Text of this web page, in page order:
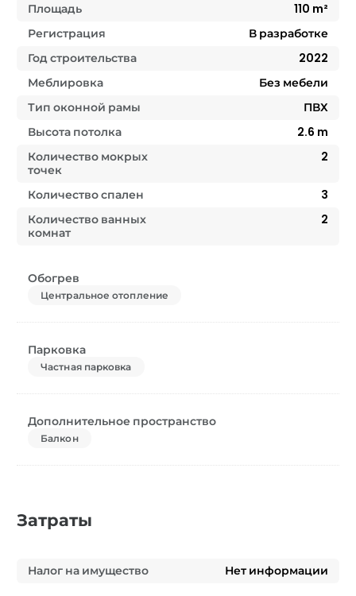
Площадь
110 m²
Регистрация
В разработке
Год строительства
2022
Меблировка
Без мебели
Тип оконной рамы
ПВХ
Высота потолка
2.6 m
Количество мокрых
точек
2
Количество спален
3
Количество ванных
комнат
2
Обогрев
Центральное отопление
Парковка
Частная парковка
Дополнительное пространство
Балкон
Затраты
Налог на имущество Нет информации